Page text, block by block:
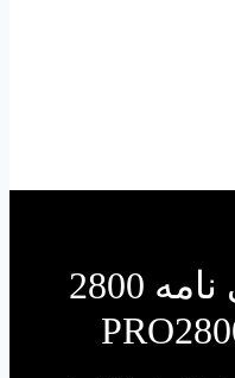
بررسی ضوابط آیی نامه 2800